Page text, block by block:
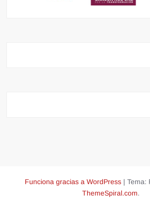
Funciona gracias a WordPress | Tema:
ThemeSpiral.com.